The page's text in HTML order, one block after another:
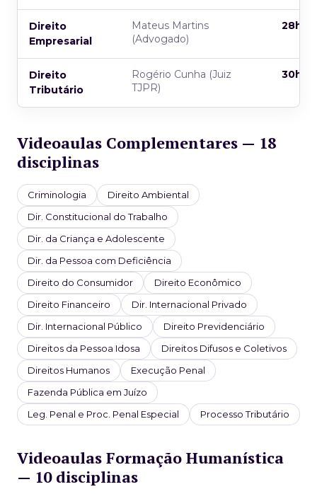
Direito
Empresarial
Mateus Martins
(Advogado)
28h
Direito
Tributário
Rogério Cunha (Juiz
TJPR)
30h
Videoaulas Complementares — 18
disciplinas
Criminologia
Direito Ambiental
Dir. Constitucional do Trabalho
Dir. da Criança e Adolescente
Dir. da Pessoa com Deficiência
Direito do Consumidor
Direito Econômico
Direito Financeiro
Dir. Internacional Privado
Dir. Internacional Público
Direito Previdenciário
Direitos da Pessoa Idosa
Direitos Difusos e Coletivos
Direitos Humanos
Execução Penal
Fazenda Pública em Juízo
Leg. Penal e Proc. Penal Especial
Processo Tributário
Videoaulas Formação Humanística
— 10 disciplinas